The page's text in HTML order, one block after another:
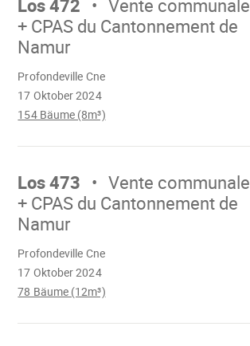
Los 472
Vente communale
+ CPAS du Cantonnement de
Namur
17 Oktober 2024
Profondeville Cne
154 Bäume (8m³)
Mach
Los 473
Vente communale
+ CPAS du Cantonnement de
Namur
17 Oktober 2024
Profondeville Cne
78 Bäume (12m³)
Mach